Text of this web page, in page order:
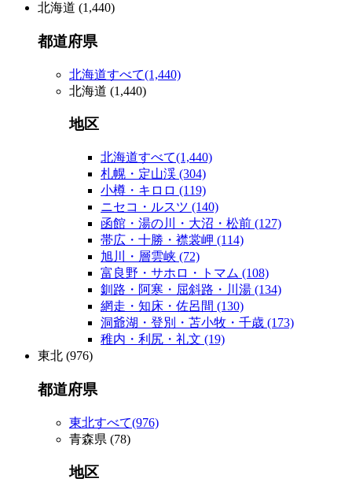
北海道 (1,440)
都道府県
北海道すべて(1,440)
北海道 (1,440)
地区
北海道すべて(1,440)
札幌・定山渓 (304)
小樽・キロロ (119)
ニセコ・ルスツ (140)
函館・湯の川・大沼・松前 (127)
帯広・十勝・襟裳岬 (114)
旭川・層雲峡 (72)
富良野・サホロ・トマム (108)
釧路・阿寒・屈斜路・川湯 (134)
網走・知床・佐呂間 (130)
洞爺湖・登別・苫小牧・千歳 (173)
稚内・利尻・礼文 (19)
東北 (976)
都道府県
東北すべて(976)
青森県 (78)
地区